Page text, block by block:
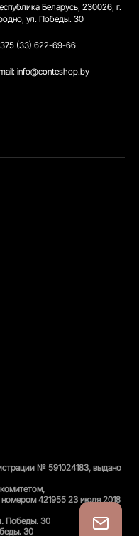
Беларусь, 230026, г.
ул. Победы. 30
(33) 622-69-66
info@conteshop.by
№ 591024183, выдано
номером 421955 23 июля 2018
Победы. 30
30